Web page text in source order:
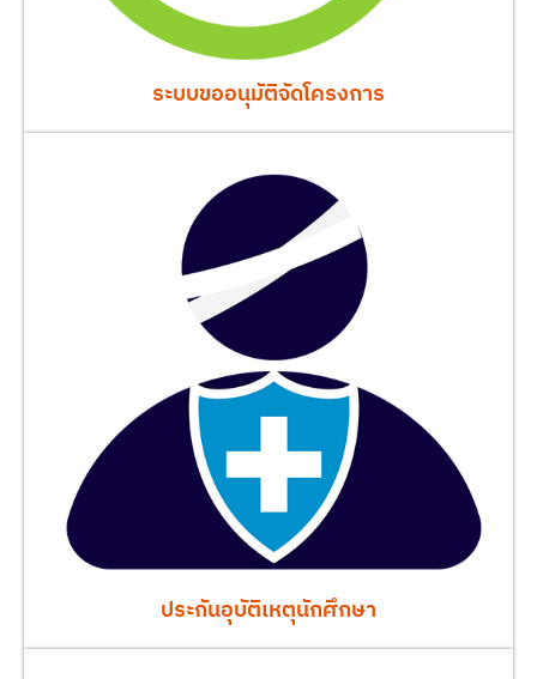
ระบบขออนุมัติจัดโครงการ
ประกันอุบัติเหตุนักศึกษา